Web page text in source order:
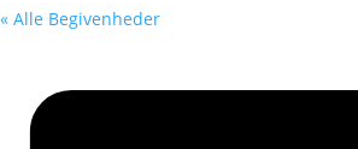
« Alle Begivenheder